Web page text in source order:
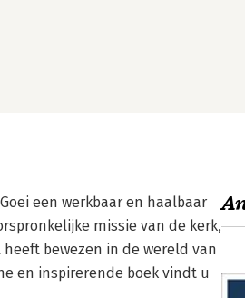
een werkbaar en haalbaar
missie van de kerk,
bewezen in de wereld van
en inspirerende boek vindt u